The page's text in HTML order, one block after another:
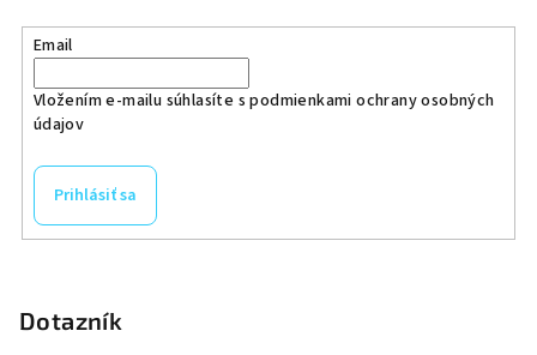
Email
Vložením e-mailu súhlasíte spodmienkami ochrany osobných
údajov
Prihlásiť sa
Dotazník